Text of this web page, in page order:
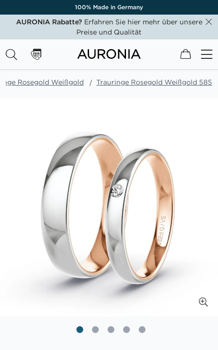
100% Made in Germany
AURONIA Rabatte? Erfahren Sie hier mehr über unsere
Preise und Qualität
Mein
Rosegold Weißgold Trauringe Rosegold Weißgold 585